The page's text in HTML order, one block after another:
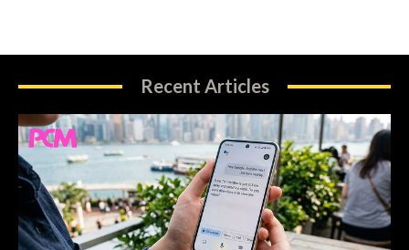
Recent Articles